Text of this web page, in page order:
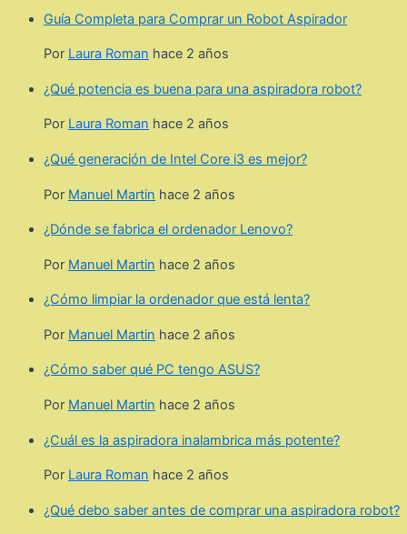
Guía Completa para Comprar un Robot Aspirador
Por Laura Roman hace 2 años
¿Qué potencia es buena para una aspiradora robot?
Por Laura Roman hace 2 años
¿Qué generación de Intel Core i3 es mejor?
Por Manuel Martin hace 2 años
¿Dónde se fabrica el ordenador Lenovo?
Por Manuel Martin hace 2 años
¿Cómo limpiar la ordenador que está lenta?
Por Manuel Martin hace 2 años
¿Cómo saber qué PC tengo ASUS?
Por Manuel Martin hace 2 años
¿Cuál es la aspiradora inalambrica más potente?
Por Laura Roman hace 2 años
¿Qué debo saber antes de comprar una aspiradora robot?